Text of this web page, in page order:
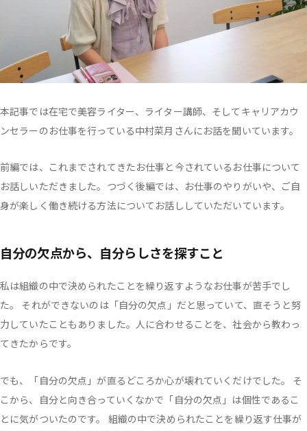
本記事では在宅で美容ライター、ライター講師、そしてキャリアカウ
ンセラーのお仕事を行っている中村菜月さんにお話を聞いています。
前編では、これまでされてきたお仕事と今されているお仕事について
お話しいただきました。つづく後編では、お仕事のやりがいや、ご自
身が楽しく働き続ける方法についてお話ししていただいています。
自分の欠点から、自分らしさを探すこと
私は組織の中で決められたことを繰り返すようなお仕事が苦手でし
た。 それができないのは「自分の欠点」だと思っていて、直そうと努
力していたこともありました。人に合わせることを、社会から教わっ
てきたからです。
でも、「自分の欠点」が直るどころか心が壊れていくだけでした。 そ
こから、自分と向き合っていくなかで「自分の欠点」は個性であるこ
とに気がついたのです。 組織の中で決められたことを繰り返す仕事が